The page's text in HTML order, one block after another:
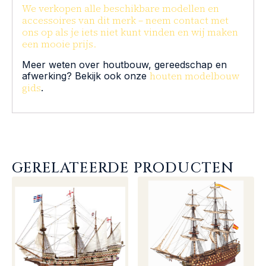
We verkopen alle beschikbare modellen en
accessoires van dit merk – neem contact met
ons op als je iets niet kunt vinden en wij maken
een mooie prijs.
Meer weten over houtbouw, gereedschap en
afwerking? Bekijk ook onze houten modelbouw
gids.
GERELATEERDE PRODUCTEN